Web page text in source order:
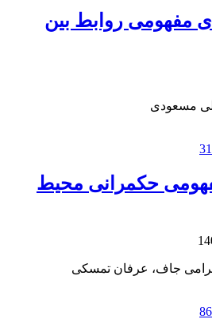
مفهومی روابط بین
مسعودی
حکمرانی محیط
جاف، عرفان تمسکی